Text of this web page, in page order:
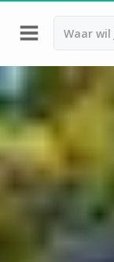
Terug
Wijnproeverij
Wijnproeverij
Wijnproeverij
Wijnproeverij
Calvados